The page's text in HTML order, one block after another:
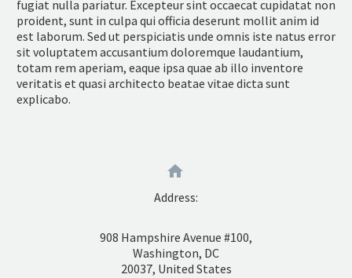
fugiat nulla pariatur. Excepteur sint occaecat cupidatat non
proident, sunt in culpa qui officia deserunt mollit anim id
est laborum. Sed ut perspiciatis unde omnis iste natus error
sit voluptatem accusantium doloremque laudantium,
totam rem aperiam, eaque ipsa quae ab illo inventore
veritatis et quasi architecto beatae vitae dicta sunt
explicabo.


Address:
908 Hampshire Avenue #100,
Washington, DC
20037, United States